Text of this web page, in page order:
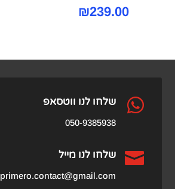
₪239.00
 שלחו לנו ווטסאפ
050-9385938
 שלחו לנו מייל
primero.contact@gmail.com